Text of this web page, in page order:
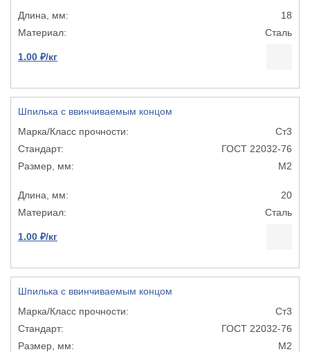
18
Сталь
1.00 ₽/кг
Шпилька с ввинчиваемым концом
Ст3
ГОСТ 22032-76
М2
20
Сталь
1.00 ₽/кг
Шпилька с ввинчиваемым концом
Ст3
ГОСТ 22032-76
М2